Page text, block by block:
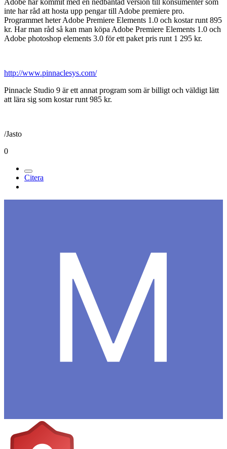
Adobe har kommit med en nedbantad version till konsumenter som
inte har råd att hosta upp pengar till Adobe premiere pro.
Programmet heter Adobe Premiere Elements 1.0 och kostar runt 895
kr. Har man råd så kan man köpa Adobe Premiere Elements 1.0 och
Adobe photoshop elements 3.0 för ett paket pris runt 1 295 kr.
http://www.pinnaclesys.com/
Pinnacle Studio 9 är ett annat program som är billigt och väldigt lätt
att lära sig som kostar runt 985 kr.
/Jasto
0
Citera